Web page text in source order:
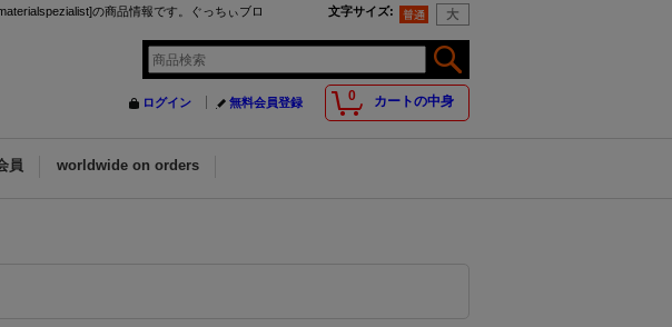
の商品情報です。ぐっちぃブロ
文字サイズ:
0 カートの中身
ログイン 無料会員登録
員 worldwide on orders